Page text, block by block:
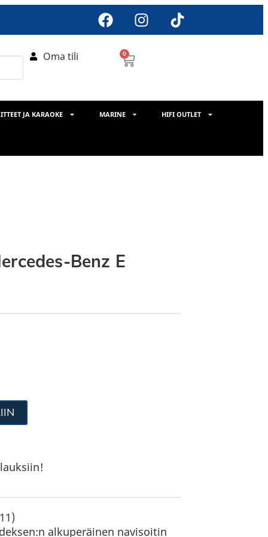
Oma tili 0
JA KARAOKE MARINE HIFI OUTLET
Benz E
alkuperäinen navisoitin